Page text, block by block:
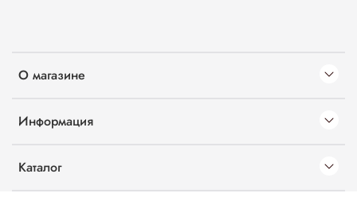
О магазине
Информация
Каталог